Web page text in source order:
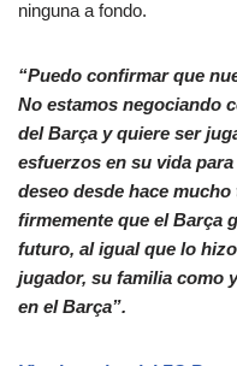
ninguna a fondo.
“Puedo confirmar que
No estamos negociando
del Barça y quiere ser
esfuerzos en su vida
deseo desde hace mucho
firmemente que el Barça
futuro, al igual que lo
jugador, su familia como
en el Barça”.